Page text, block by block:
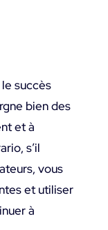
succès
bien des
et à
s’il
vous
et utiliser
à